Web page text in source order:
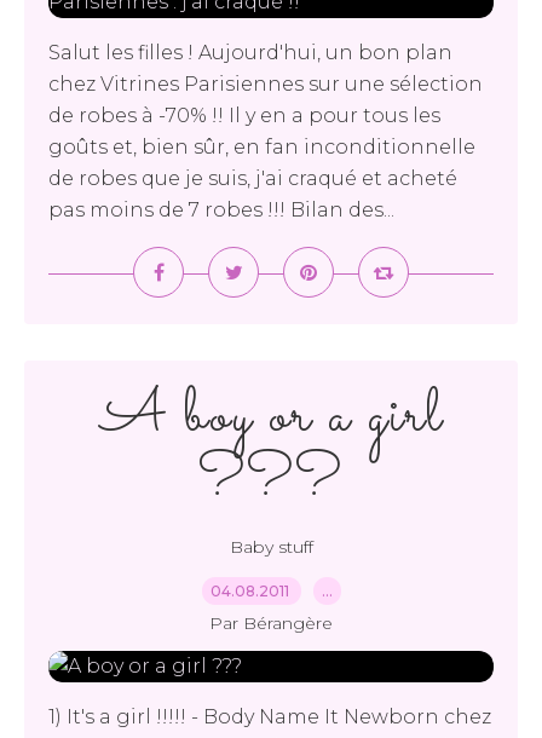
Salut les filles ! Aujourd'hui, un bon plan
chez Vitrines Parisiennes sur une sélection
de robes à -70% !! Il y en a pour tous les
goûts et, bien sûr, en fan inconditionnelle
de robes que je suis, j'ai craqué et acheté
pas moins de 7 robes !!! Bilan des...
A boy or a girl
???
Baby stuff
04.08.2011 …
Par Bérangère
1) It's a girl !!!!! - Body Name It Newborn chez